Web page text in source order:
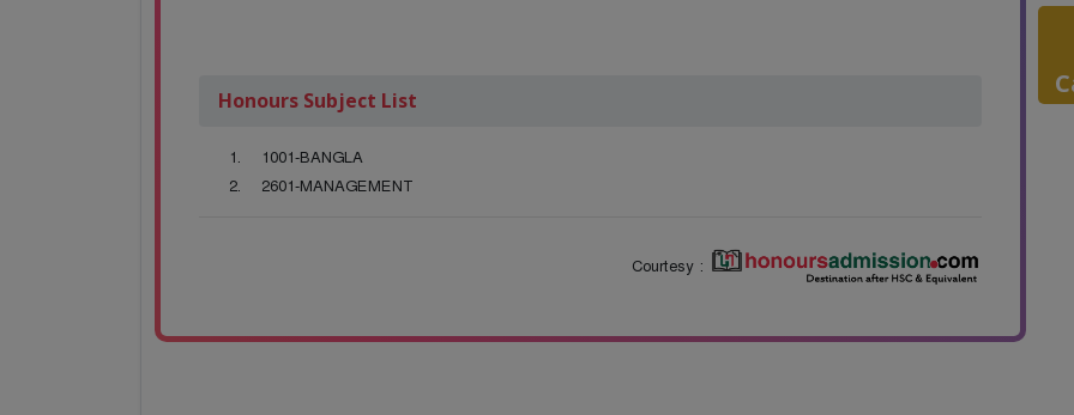
Honours Subject List
1001-BANGLA
2601-MANAGEMENT
Courtesy :